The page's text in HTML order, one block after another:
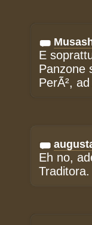
E
Panzone
PerÃ²,
Eh no,
Traditora.